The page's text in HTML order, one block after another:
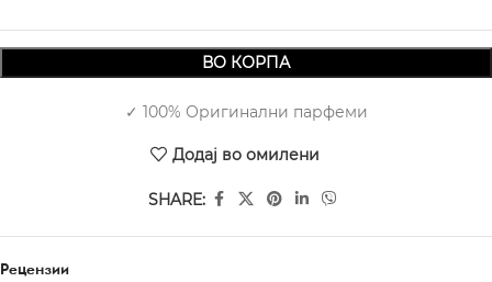
ВО КОРПА
✓ 100% Оригинални парфеми
Додај во омилени
SHARE:
Рецензии